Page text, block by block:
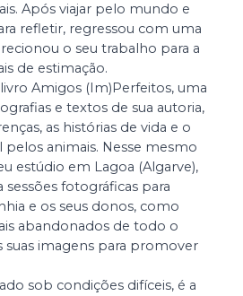
Após viajar pelo mundo e
refletir, regressou com uma
o seu trabalho para a
de estimação.
Amigos (Im)Perfeitos, uma
e textos de sua autoria,
as histórias de vida e o
animais. Nesse mesmo
estúdio em Lagoa (Algarve),
sessões fotográficas para
e os seus donos, como
abandonados de todo o
suas imagens para promover
sob condições difíceis, é a